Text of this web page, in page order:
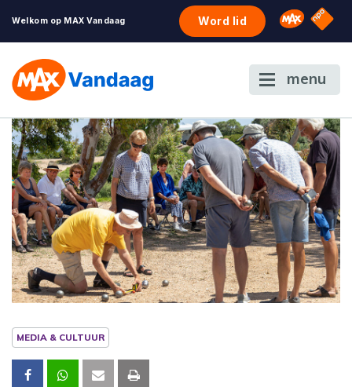
Welkom op MAX Vandaag Word lid Omroep
NPO
menu
MEDIA & CULTUUR